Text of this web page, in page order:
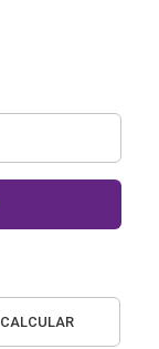
CALCULAR